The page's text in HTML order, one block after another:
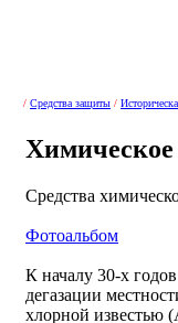
/ Средства защиты /
Химическое
Средства
Фотоальбом
К началу 30-х
дегазации
хлорной известью